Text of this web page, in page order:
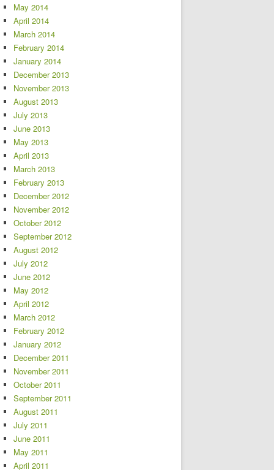
May 2014
April 2014
March 2014
February 2014
January 2014
December 2013
November 2013
August 2013
July 2013
June 2013
May 2013
April 2013
March 2013
February 2013
December 2012
November 2012
October 2012
September 2012
August 2012
July 2012
June 2012
May 2012
April 2012
March 2012
February 2012
January 2012
December 2011
November 2011
October 2011
September 2011
August 2011
July 2011
June 2011
May 2011
April 2011